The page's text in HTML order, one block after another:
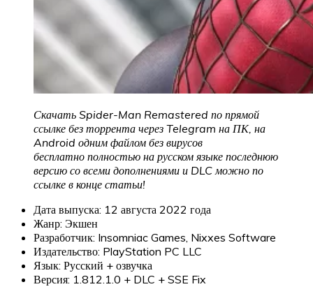
Скачать Spider-Man Remastered по прямой
ссылке без торрента через Telegram на ПК, на
Android одним файлом без вирусов
бесплатно полностью на русском языке последнюю
версию со всеми дополнениями и DLC можно по
ссылке в конце статьи!
Дата выпуска: 12 августа 2022 года
Жанр: Экшен
Разработчик: Insomniac Games, Nixxes Software
Издательство: PlayStation PC LLC
Язык: Русский + озвучка
Версия: 1.812.1.0 + DLC + SSE Fix